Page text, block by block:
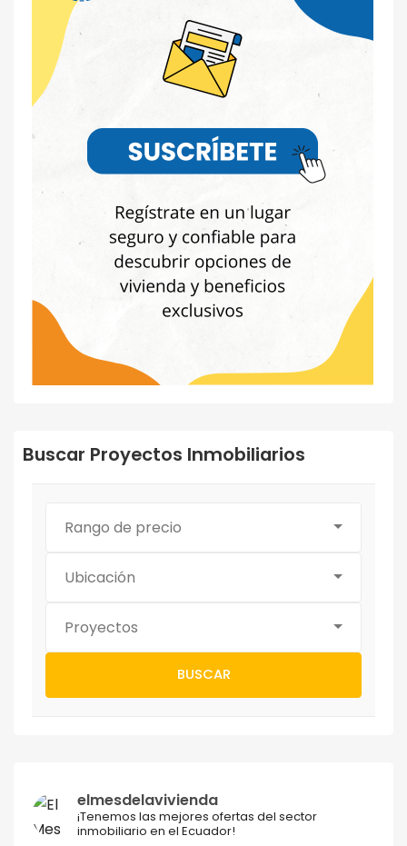
Buscar Proyectos Inmobiliarios
Rango de precio
Ubicación
Proyectos
BUSCAR
elmesdelavivienda
¡Tenemos las mejores ofertas del sector
inmobiliario en el Ecuador!